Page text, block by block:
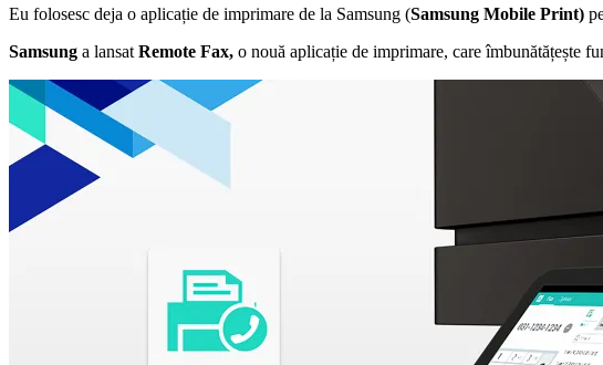
Eu folosesc deja o aplicație de imprimare de la Samsung (Samsung Mobile Print)
Samsung a lansat Remote Fax, o nouă aplicație de imprimare, care îmbunătățește